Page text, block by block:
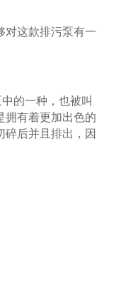
对这款排污泵有一
的一种，也被叫
拥有着更加出色的
后并且排出，因